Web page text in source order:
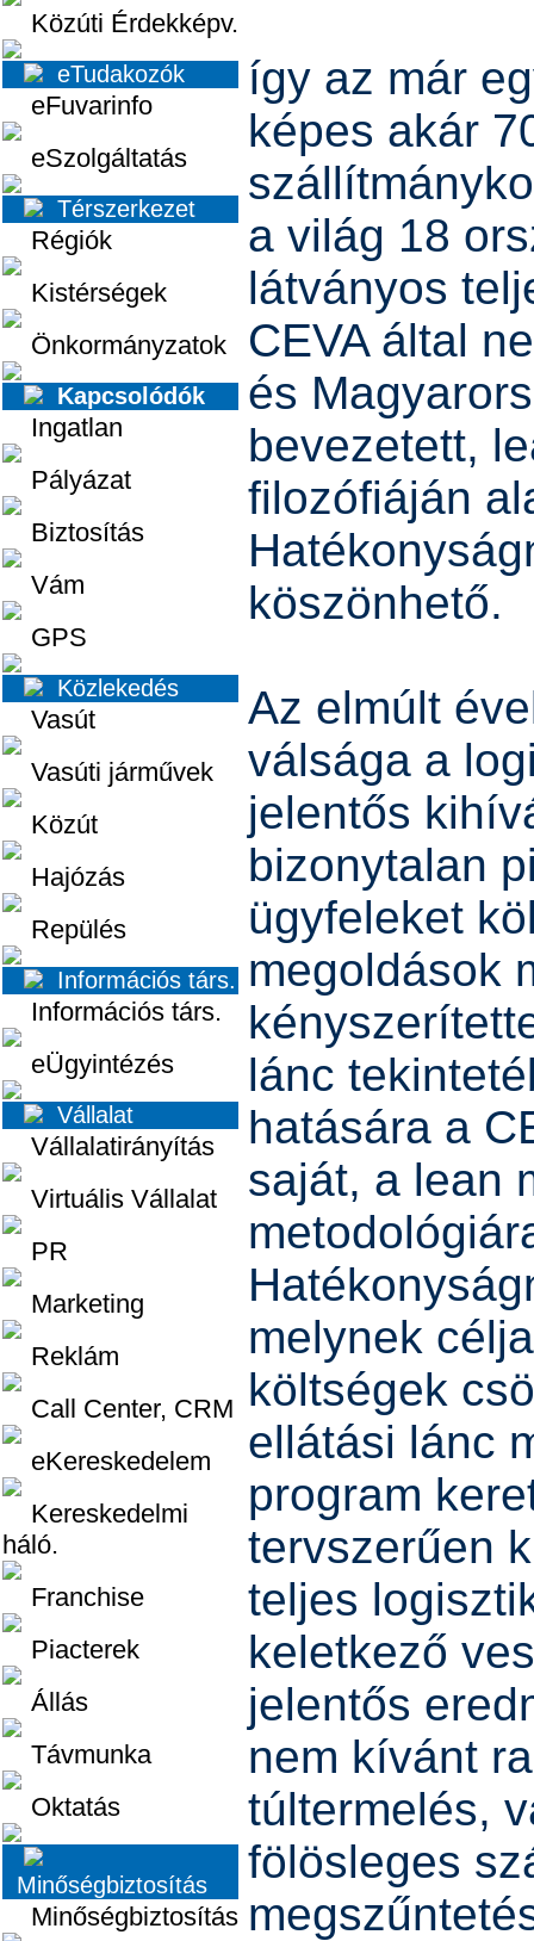
Közúti Érdekképv.
eTudakozók
eFuvarinfo
eSzolgáltatás
Térszerkezet
Régiók
Kistérségek
Önkormányzatok
Kapcsolódók
Ingatlan
Pályázat
Biztosítás
Vám
GPS
Közlekedés
Vasút
Vasúti járművek
Közút
Hajózás
Repülés
Információs társ.
Információs társ.
eÜgyintézés
Vállalat
Vállalatirányítás
Virtuális Vállalat
PR
Marketing
Reklám
Call Center, CRM
eKereskedelem
Kereskedelmi
háló.
Franchise
Piacterek
Állás
Távmunka
Oktatás
Minőségbiztosítás
Minőségbiztosítás
így az már
képes akár
a világ 18
látványos
CEVA által
és
bevezetett,
filozófiáján
köszönhető.
Az elmúlt
válsága a
jelentős
bizonytalan
ügyfeleket
megoldások
lánc
hatására a
saját, a lean
melynek
költségek
ellátási lánc
program
tervszerűen
teljes
keletkező
jelentős
nem kívánt
túltermelés,
fölösleges